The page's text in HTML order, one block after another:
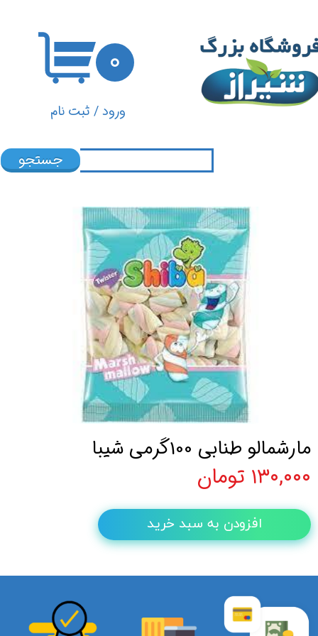
ورود/ ثبت نام
تغییر گذر واژه
سفارشات
۰
جستجو
مارشمالو طنابی 100گرمی شیبا
۱۳۰,۰۰۰ تومان
افزودن به سبد خرید